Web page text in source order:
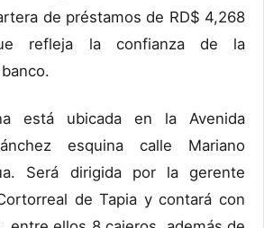
de préstamos de RD$ 4,268
refleja la confianza de la
está ubicada en la Avenida
esquina calle Mariano
. Será dirigida por la gerente
de Tapia y contará con